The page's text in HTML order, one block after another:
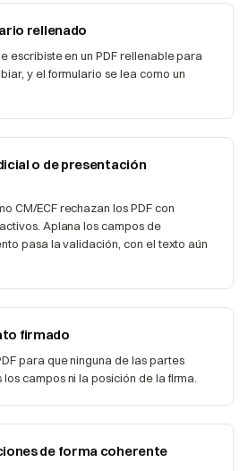
rellenado
escribiste en un PDF rellenable para
y el formulario se lea como un
o de presentación
CM/ECF rechazan los PDF con
Aplana los campos de
pasa la validación, con el texto aún
firmado
para que ninguna de las partes
campos ni la posición de la firma.
de forma coherente